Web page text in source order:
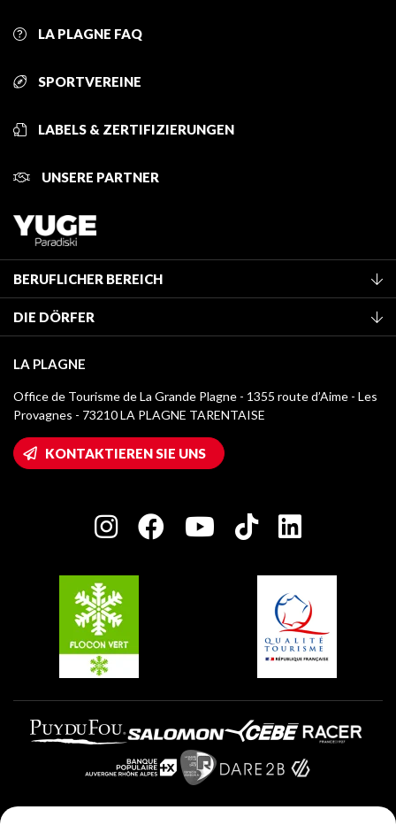
LA PLAGNE FAQ
SPORTVEREINE
LABELS & ZERTIFIZIERUNGEN
UNSERE PARTNER
BERUFLICHER BEREICH
Mitglied des Fremdenverkehrsamtes werden
Klassifizierung von Möbeln
Kurtaxe
Mediathek
Logos La Plagne
Wifi-Zugang
Haus der Eigentümer
Charta der Engagierten Akteure
DIE DÖRFER
Montchavin - Les Coches
Champagny-en-Vanoise
Plagne 1800
Plagne Villages
Plagne Aime 2000
LA PLAGNE
Office de Tourisme de La Grande Plagne - 1355 route d’Aime - Les
Provagnes - 73210 LA PLAGNE TARENTAISE
KONTAKTIEREN SIE UNS